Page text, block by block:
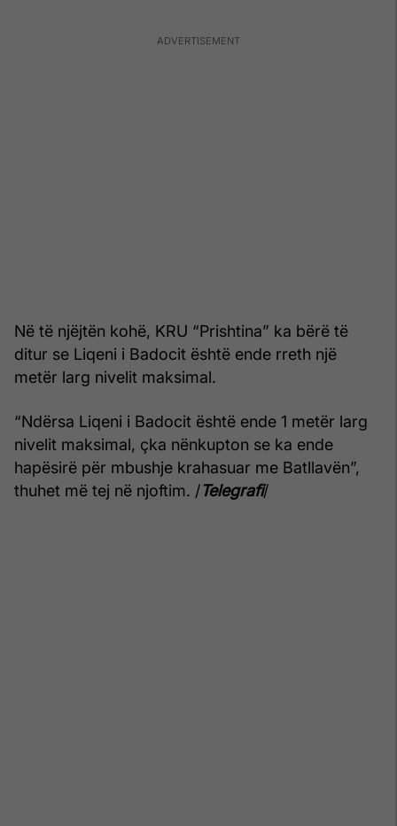
Në të njëjtën kohë, KRU “Prishtina” ka bërë të
ditur se Liqeni i Badocit është ende rreth një
metër larg nivelit maksimal.
“Ndërsa Liqeni i Badocit është ende 1 metër larg
nivelit maksimal, çka nënkupton se ka ende
hapësirë për mbushje krahasuar me Batllavën”,
thuhet më tej në njoftim. /Telegrafi/